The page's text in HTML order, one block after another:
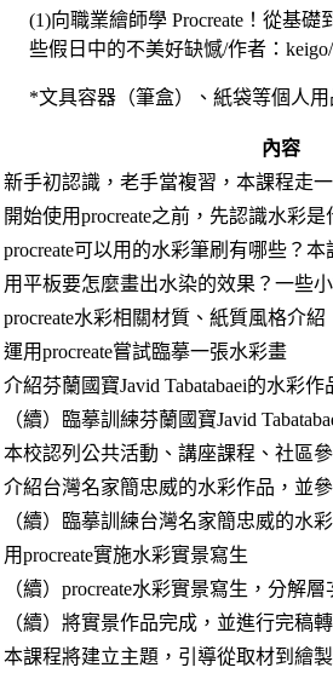
(1)向職業繪師學 Procreate！從基
些假日中的不美好缺憾/作者：
*文具容器（筆盒）、紙袋等個人
內容
新手初認識，老手當複習，本課程走
開始使用procreate之前，先認識水彩是
procreate可以用的水彩筆刷有哪些？
用平板要怎麼畫出水染的效果？一些
procreate水彩相關材質、紙質風格介紹
運用procreate嘗試臨摹一張水彩畫
介紹芬蘭國寶Javid Tabatabaei的水彩
（續）臨摹訓練芬蘭國寶Javid
本校認列公共活動、講座課程、社區
介紹台灣名家簡忠威的水彩作品，並
（續）臨摹訓練台灣名家簡忠威的水
用procreate實施水彩實景寫生
（續）procreate水彩實景寫生，分解層
（續）將實景作品完成，並進行完稿
本課程將建立主題，引導從取材到繪